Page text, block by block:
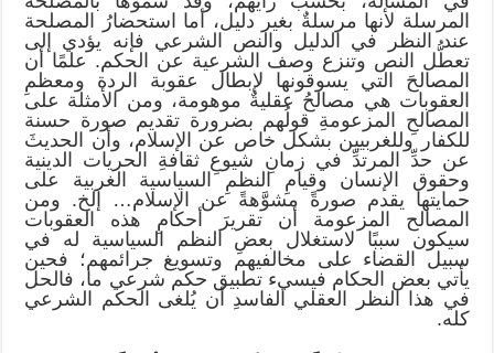
المرسلة لأنها مرسلةٌ بغير دليل، أما استحضارُ المصلحة
عند النظر في الدليل والنص الشرعي فإنه يؤدي إلى
تعطُّل النص وتنزع وصف الشرعية عن الحكم. علمًا أن
المصالحَ التي يسوقونها لإبطال عقوبة الردة ومعظمِ
العقوبات هي مصالحُ عقليةٌ موهومة، ومن الأمثلة على
المصالحِ المزعومةِ قولُهم بضرورة تقديم صورة حسنة
للكفار وللغربيين بشكل خاص عن الإسلام، وأن الحديثَ
عن حدِّ المرتدِّ في زمانِ شيوعِ ثقافةِ الحريات الدينية
وحقوق الإنسان وقيامِ النظمِ السياسية الغربية على
حمايتها يقدم صورةً مشوَّهةً عن الإسلام… إلخ. ومن
المصالح المزعومة أن تقريرَ أحكامِ هذه العقوبات
سيكون سببًا لاستغلال بعضِ النظم السياسية له في
سبيل القضاء على مخالفيهم وتسويغ جرائمهم؛ فحين
يأتي بعض الحكام فيسيء تطبيق حكم شرعي ما، فالحل
في هذا النظر العقلي الفاسدِ أن يُلغى الحكم الشرعي
كله.